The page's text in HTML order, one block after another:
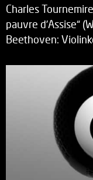
Charles
pauvre d’Assise“
Beethoven: